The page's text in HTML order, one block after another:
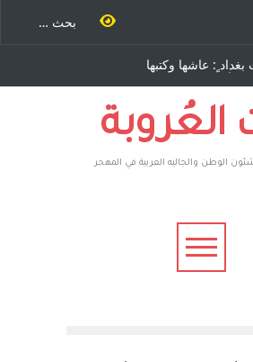
الاستيطان ومسلسل الخداع
المستمر - قلم : راسم عبيدات
وكتبها
–
الوطن والجاليه العربية في المهجر